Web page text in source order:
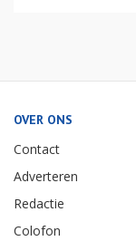
OVER ONS
Contact
Adverteren
Redactie
Colofon